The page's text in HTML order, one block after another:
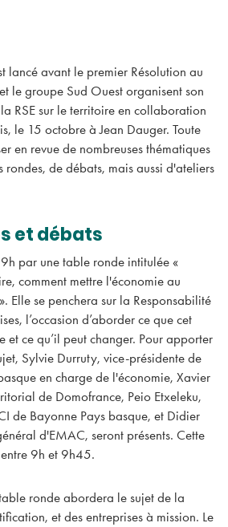
lancé avant le premier Résolution au
le groupe Sud Ouest organisent son
RSE sur le territoire en collaboration
le 15 octobre à Jean Dauger. Toute
en revue de nombreuses thématiques
rondes, de débats, mais aussi d'ateliers
et débats
par une table ronde intitulée «
comment mettre l'économie au
Elle se penchera sur la Responsabilité
l’occasion d’aborder ce que cet
et ce qu’il peut changer. Pour apporter
Sylvie Durruty, vice-présidente de
en charge de l'économie, Xavier
de Domofrance, Peio Etxeleku,
de Bayonne Pays basque, et Didier
d'EMAC, seront présents. Cette
9h et 9h45.
ronde abordera le sujet de la
et des entreprises à mission. Le